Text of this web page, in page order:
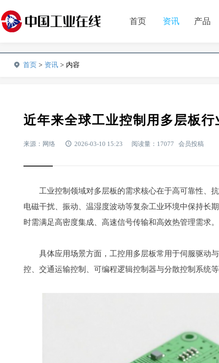
首页 资讯 产品
首页 > 资讯 > 内容
近年来全球工业控制用多层板
来源：网络 2026-03-10 15:23 阅读量：17077 会员投稿
工业控制领域对多层板的需求核心在于高可靠性、
电磁干扰、振动、温湿度波动等复杂工业环境中保持长
时需满足高密度集成、高速信号传输和高效热管理需求。
具体应用场景方面，工控用多层板常用于伺服驱动
控、交通运输控制、可编程逻辑控制器与分散控制系统